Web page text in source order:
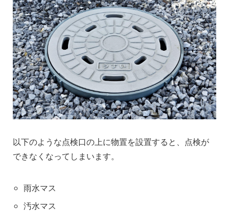
以下のような点検口の上に物置を設置すると、点検が
できなくなってしまいます。
雨水マス
汚水マス